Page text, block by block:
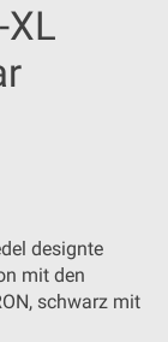
XL
designte
mit den
schwarz mit